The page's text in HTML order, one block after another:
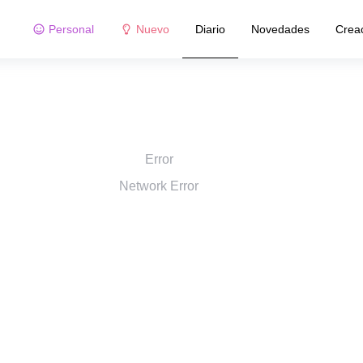
Personal Nuevo Diario Novedades
Error
Network Error